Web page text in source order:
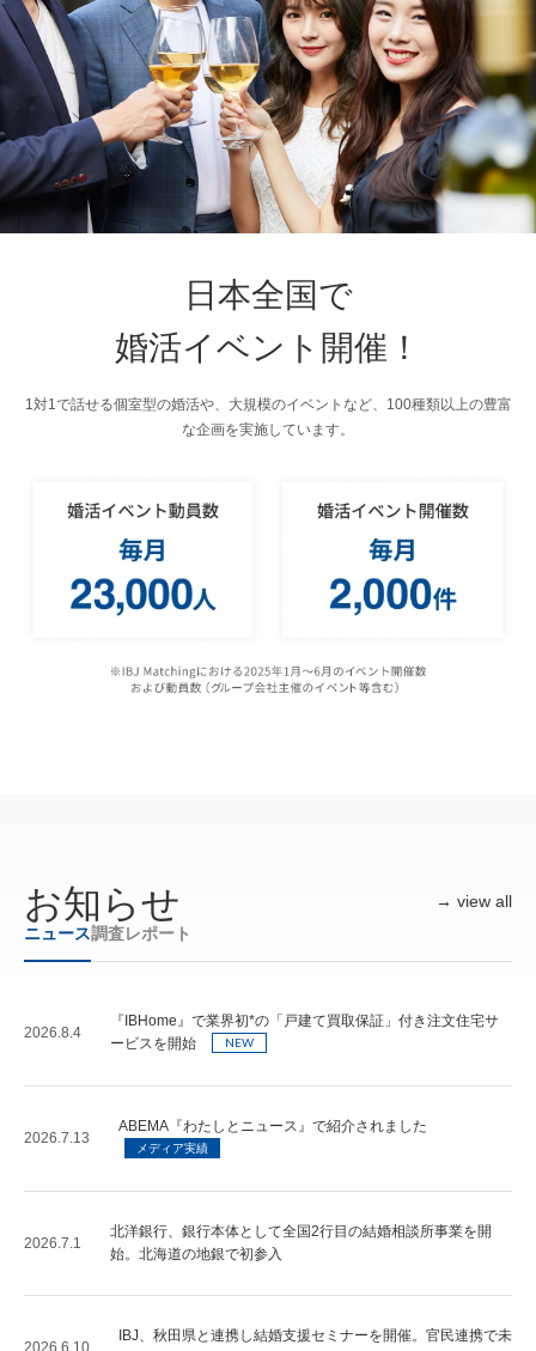
日本全国で
婚活イベント開催！
1対1で話せる個室型の婚活や、大規模のイベントなど、100種類以上の豊富
な企画を実施しています。
お知らせ
→ view all
ニュース調査レポート
2026.8.4
『IBHome』で業界初*の「戸建て買取保証」付き注文住宅サ
ービスを開始
NEW
2026.7.13
ABEMA『わたしとニュース』で紹介されました
メディア実績
2026.7.1
北洋銀行、銀行本体として全国2行目の結婚相談所事業を開
始。北海道の地銀で初参入
2026.6.10
IBJ、秋田県と連携し結婚支援セミナーを開催。官民連携で未